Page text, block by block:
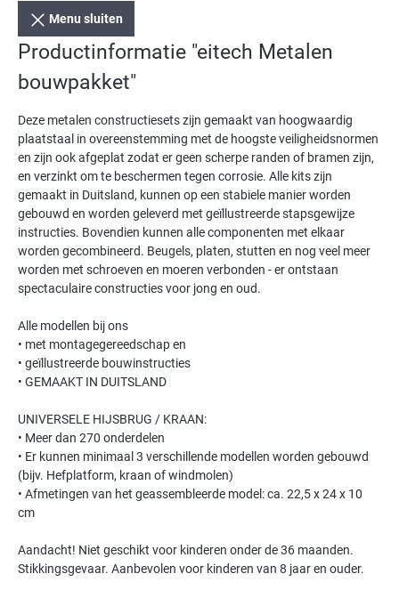
Menu sluiten
Productinformatie "eitech Metalen
bouwpakket"
Deze metalen constructiesets zijn gemaakt van hoogwaardig
plaatstaal in overeenstemming met de hoogste veiligheidsnormen
en zijn ook afgeplat zodat er geen scherpe randen of bramen zijn,
en verzinkt om te beschermen tegen corrosie. Alle kits zijn
gemaakt in Duitsland, kunnen op een stabiele manier worden
gebouwd en worden geleverd met geïllustreerde stapsgewijze
instructies. Bovendien kunnen alle componenten met elkaar
worden gecombineerd. Beugels, platen, stutten en nog veel meer
worden met schroeven en moeren verbonden - er ontstaan ​​
spectaculaire constructies voor jong en oud.
Alle modellen bij ons
• met montagegereedschap en
• geïllustreerde bouwinstructies
• GEMAAKT IN DUITSLAND
UNIVERSELE HIJSBRUG / KRAAN:
• Meer dan 270 onderdelen
• Er kunnen minimaal 3 verschillende modellen worden gebouwd
(bijv. Hefplatform, kraan of windmolen)
• Afmetingen van het geassembleerde model: ca. 22,5 x 24 x 10
cm
Aandacht! Niet geschikt voor kinderen onder de 36 maanden.
Stikkingsgevaar. Aanbevolen voor kinderen van 8 jaar en ouder.